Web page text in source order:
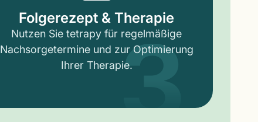
Folgerezept & Therapie
Nutzen Sie tetrapy für regelmäßige
Nachsorgetermine und zur Optimierung
Ihrer Therapie.3